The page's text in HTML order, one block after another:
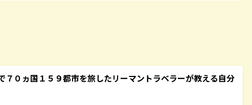
０ヵ国１５９都市を旅したリーマントラベラーが教える自分